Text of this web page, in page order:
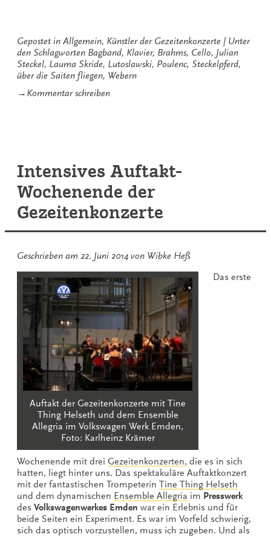
über
die
Saiten“
Gepostet in Allgemein, Künstler der Gezeitenkonzerte
Unter
den Schlagworten Bagband, Klavier, Brahms, Cello, Julian
Steckel, Lauma Skride, Lutoslawski, Poulenc, Steckelpferd,
über die Saiten fliegen, Webern
→ Kommentar schreibenzu
Saiten
Intensives Auftakt-
Wochenende der
Gezeitenkonzerte
Geschrieben am 22. Juni 2014 von Wibke Heß
Auftakt der Gezeitenkonzerte mit Tine
Thing Helseth und dem Ensemble
Allegria im Volkswagen Werk Emden,
Foto: Karlheinz Krämer
Das erste
Wochenende mit drei Gezeitenkonzerten, die es in sich
hatten, liegt hinter uns. Das spektakuläre Auftaktkonzert
mit der fantastischen Trompeterin Tine Thing Helseth
und dem dynamischen Ensemble Allegria im Presswerk
des Volkswagenwerkes Emden war ein Erlebnis und für
beide Seiten ein Experiment. Es war im Vorfeld schwierig,
sich das optisch vorzustellen, muss ich zugeben. Und als